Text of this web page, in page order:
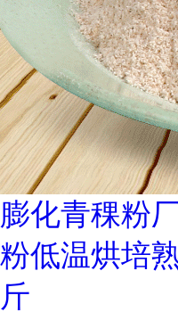
膨化青稞粉
粉低温烘培
斤